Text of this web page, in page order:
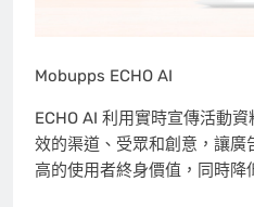
Mobupps ECHO AI
ECHO AI 利用實時宣傳活動
效的渠道、受眾和創意，讓廣
高的使用者終身價值，同時降